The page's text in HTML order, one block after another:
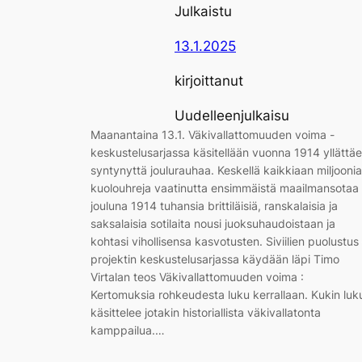
Julkaistu
13.1.2025
kirjoittanut
Uudelleenjulkaisu
Maanantaina 13.1. Väkivallattomuuden voima -
keskustelusarjassa käsitellään vuonna 1914
syntynyttä joulurauhaa. Keskellä kaikkiaan miljoonia
kuolouhreja vaatinutta ensimmäistä maailmansotaa
jouluna 1914 tuhansia brittiläisiä, ranskalaisia ja
saksalaisia sotilaita nousi juoksuhaudoistaan ja
kohtasi vihollisensa kasvotusten. Siviilien puolustus
projektin keskustelusarjassa käydään läpi Timo
Virtalan teos Väkivallattomuuden voima :
Kertomuksia rohkeudesta luku kerrallaan. Kukin
käsittelee jotakin historiallista väkivallatonta
kamppailua.…